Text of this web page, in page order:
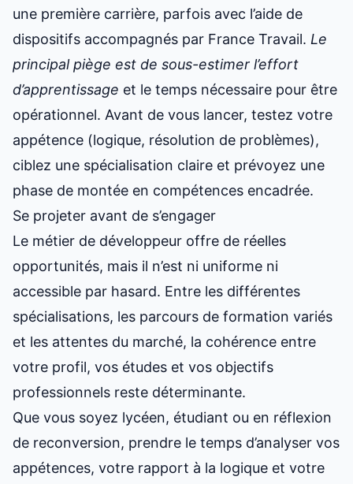
une première carrière, parfois avec l’aide de
dispositifs accompagnés par France Travail. Le
principal piège est de sous-estimer l’effort
d’apprentissage et le temps nécessaire pour être
opérationnel. Avant de vous lancer, testez votre
appétence (logique, résolution de problèmes),
ciblez une spécialisation claire et prévoyez une
phase de montée en compétences encadrée.
Se projeter avant de s’engager
Le métier de développeur offre de réelles
opportunités, mais il n’est ni uniforme ni
accessible par hasard. Entre les différentes
spécialisations, les parcours de formation variés
et les attentes du marché, la cohérence entre
votre profil, vos études et vos objectifs
professionnels reste déterminante.
Que vous soyez lycéen, étudiant ou en réflexion
de reconversion, prendre le temps d’analyser vos
appétences, votre rapport à la logique et votre